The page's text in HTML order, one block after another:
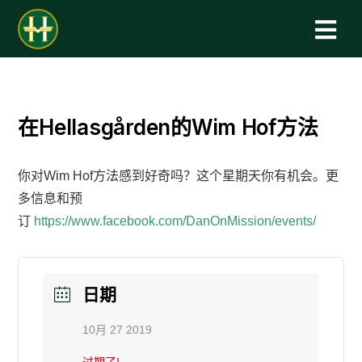
在Hellasgården的Wim Hof方法
你对Wim Hof方法感到好奇吗？这个星期天你有机会。更
多信息和预
订 https://www.facebook.com/DanOnMission/events/
日期
10月 27 2019